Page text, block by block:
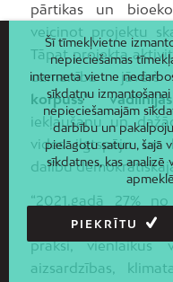
pārtikas un
veicinot projektu
Tāpat projekta
uzmanība
korpuss” vadlīnijās
iekļaušanu un
vides ilgtspēju un
dalību
“2021.gadā 27%
darba projektiem
praksi, vienlaikus
aizsardzības,
Šī tīmekļvietne
nepieciešamas
interneta vietne
sīkdatņu
nepieciešamajām
darbību un
pielāgotu saturu, šajā
sīkdatnes, kas analizē
PIEKRĪTU